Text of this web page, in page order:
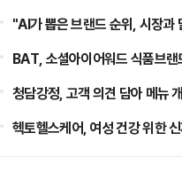
"AI가 뽑은 브랜드 순위, 시장
BAT, 소셜아이어워드 식품브랜
청담강정, 고객 의견 담아 메뉴
헥토헬스케어, 여성 건강 위한